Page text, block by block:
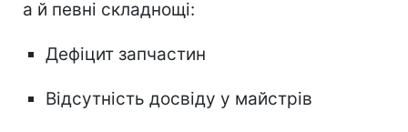
а й певні складнощі:
Дефіцит запчастин
Відсутність досвіду у майстрів